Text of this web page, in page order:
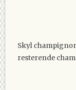
Skyl
resterende